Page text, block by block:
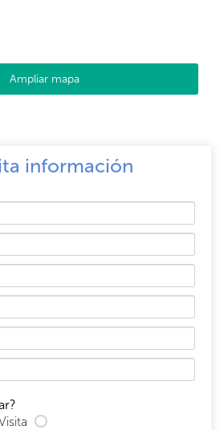
Ampliar mapa
información